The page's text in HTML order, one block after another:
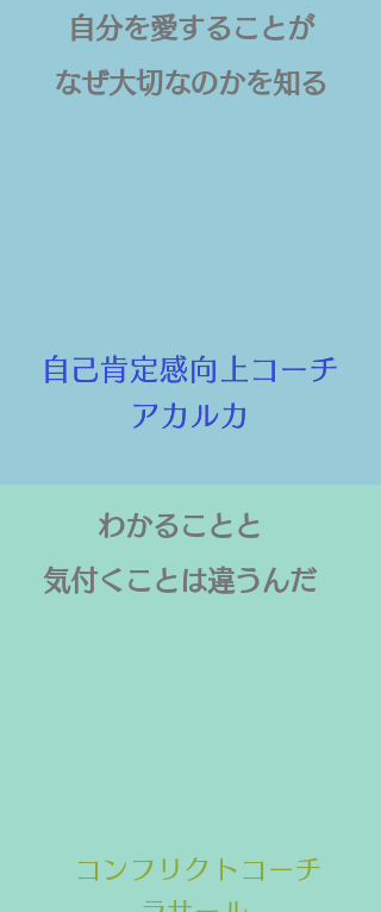
自分を愛することが
なぜ大切なのかを知る
​自己肯定感向上コーチ
アカルカ
​自己肯定感向上コーチ
アカルカ
わかることと
​気付くことは違うんだ
コンフリクトコーチ